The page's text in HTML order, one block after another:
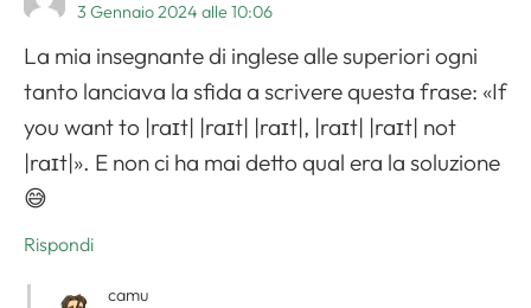
3 Gennaio 2024 alle 10:06
La mia insegnante di inglese alle superiori ogni
tanto lanciava la sfida a scrivere questa frase: «If
you want to |raɪt| |raɪt| |raɪt|, |raɪt| |raɪt| not
|raɪt|». E non ci ha mai detto qual era la soluzione
😅
Rispondi
camu